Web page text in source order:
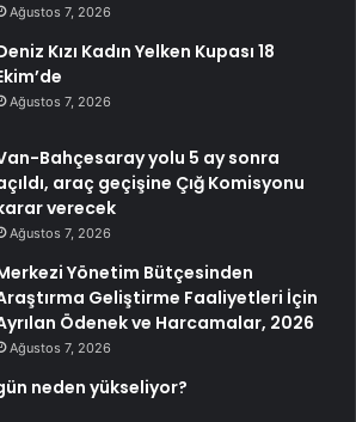
Ağustos 7, 2026
Kızı Kadın Yelken Kupası 18
Ağustos 7, 2026
Bahçesaray yolu 5 ay sonra
araç geçişine Çığ Komisyonu
verecek
Ağustos 7, 2026
Yönetim Bütçesinden
Geliştirme Faaliyetleri İçin
Ödenek ve Harcamalar, 2026
Ağustos 7, 2026
neden yükseliyor?